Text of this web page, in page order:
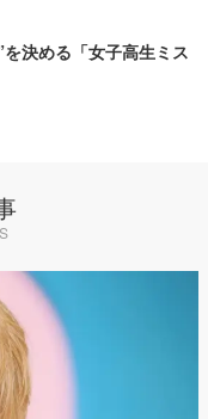
決める「女子高生ミス